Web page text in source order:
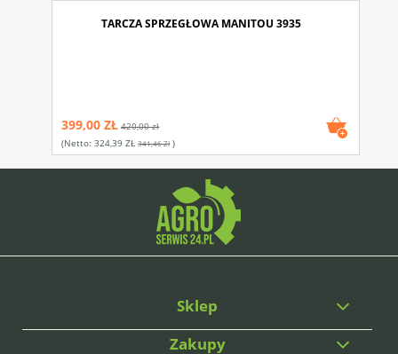
TARCZA SPRZEGŁOWA MANITOU 3935
399,00 ZŁ 420,00 zł
(netto:324,39 ZŁ 341,46 Zł)
Sklep
Zakupy